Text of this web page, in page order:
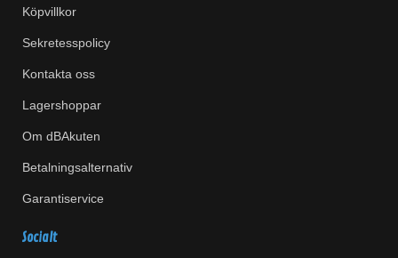
Köpvillkor
Sekretesspolicy
Kontakta oss
Lagershoppar
Om dBAkuten
Betalningsalternativ
Garantiservice
Socialt